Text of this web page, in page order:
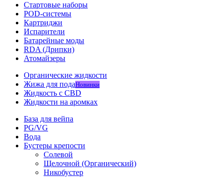
Стартовые наборы
POD-системы
Картриджи
Испарители
Батарейные моды
RDA (Дрипки)
Атомайзеры
Органические жидкости
Жижа для подаНовинки
Жидкость с CBD
Жидкости на аромках
База для вейпа
PG/VG
Вода
Бустеры крепости
Солевой
Щелочной (Органический)
Никобустер